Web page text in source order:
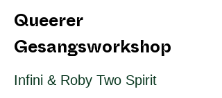
Queerer
Gesangsworkshop
Infini & Roby Two Spirit